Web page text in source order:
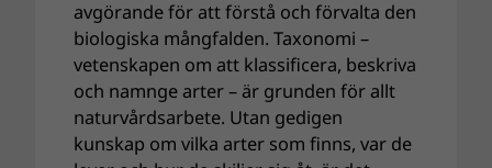
avgörande för att förstå och förvalta den
biologiska mångfalden. Taxonomi –
vetenskapen om att klassificera, beskriva
och namnge arter – är grunden för allt
naturvårdsarbete. Utan gedigen
kunskap om vilka arter som finns, var de